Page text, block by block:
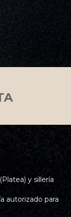
y sillería
autorizado para